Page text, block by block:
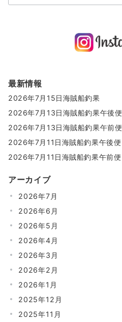
最新情報
2026年7月15日海賊船釣果
2026年7月13日海賊船釣果午後便
2026年7月13日海賊船釣果午前便
2026年7月11日海賊船釣果午後便
2026年7月11日海賊船釣果午前便
アーカイブ
2026年7月
2026年6月
2026年5月
2026年4月
2026年3月
2026年2月
2026年1月
2025年12月
2025年11月